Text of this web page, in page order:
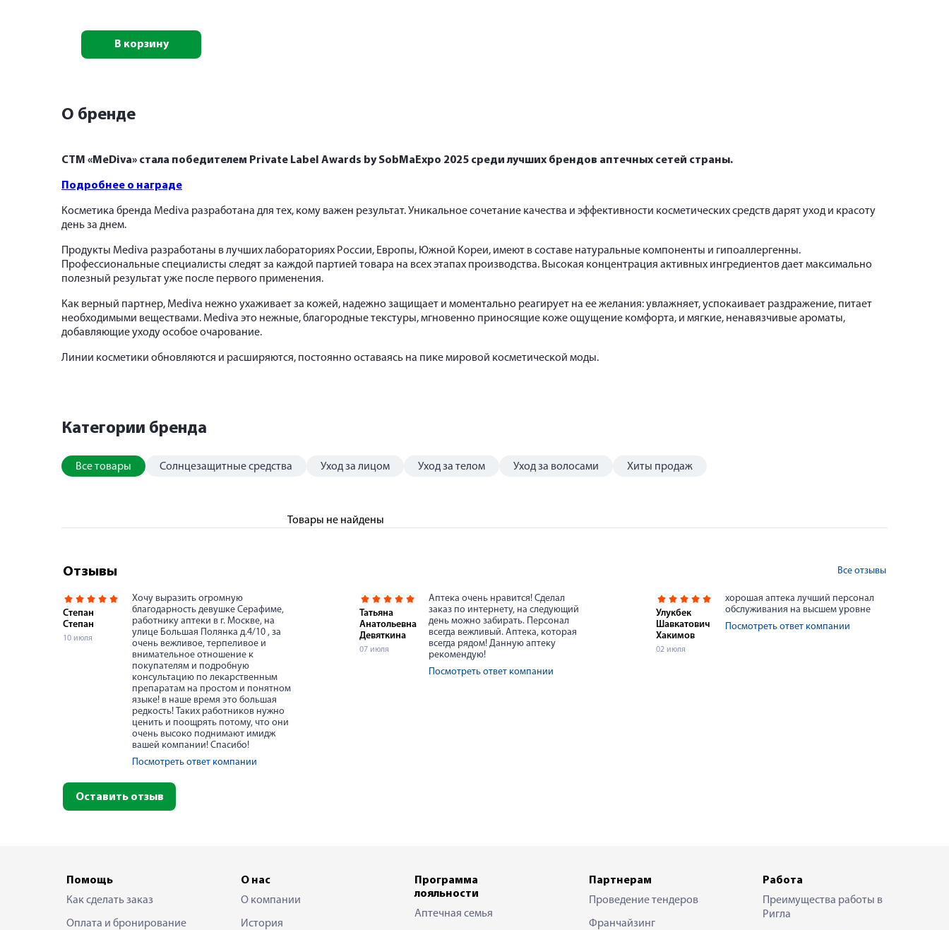
В корзину
О бренде
СТМ «MeDiva» стала победителем Private Label Awards by SobMaExpo 2025 среди лучших брендов аптечных сетей страны.
Подробнее о награде
Косметика бренда Mediva разработана для тех, кому важен результат. Уникальное сочетание качества и эффективности косметических средств дарят уход и красоту
день за днем.
Продукты Mediva разработаны в лучших лабораториях России, Европы, Южной Кореи, имеют в составе натуральные компоненты и гипоаллергенны.
Профессиональные специалисты следят за каждой партией товара на всех этапах производства. Высокая концентрация активных ингредиентов дает максимально
полезный результат уже после первого применения.
Как верный партнер, Mediva нежно ухаживает за кожей, надежно защищает и моментально реагирует на ее желания: увлажняет, успокаивает раздражение, питает
необходимыми веществами. Mediva это нежные, благородные текстуры, мгновенно приносящие коже ощущение комфорта, и мягкие, ненавязчивые ароматы,
добавляющие уходу особое очарование.
Линии косметики обновляются и расширяются, постоянно оставаясь на пике мировой косметической моды.
Категории бренда
Все товары Солнцезащитные средства Уход за лицом Уход за телом Уход за волосами Хиты продаж
Товары не найдены
Отзывы Все отзывы
Степан
Степан
10 июля
Хочу выразить огромную
благодарность девушке Серафиме,
работнику аптеки в г. Москве, на
улице Большая Полянка д.4/10 , за
очень вежливое, терпеливое и
внимательное отношение к
покупателям и подробную
консультацию по лекарственным
препаратам на простом и понятном
языке! в наше время это большая
редкость! Таких работников нужно
ценить и поощрять потому, что они
очень высоко поднимают имидж
вашей компании! Спасибо!
Посмотреть ответ компании
Татьяна
Анатольевна
Девяткина
07 июля
Аптека очень нравится! Сделал
заказ по интернету, на следующий
день можно забирать. Персонал
всегда вежливый. Аптека, которая
всегда рядом! Данную аптеку
рекомендую!
Посмотреть ответ компании
Улукбек
Шавкатович
Хакимов
02 июля
хорошая аптека лучший персонал
обслуживания на высшем уровне
Посмотреть ответ компании
Оставить отзыв
Помощь
Как сделать заказ
Оплата и бронирование
О нас
О компании
История
Программа
лояльности
Аптечная семья
Партнерам
Проведение тендеров
Франчайзинг
Работа
Преимущества работы в
Ригла